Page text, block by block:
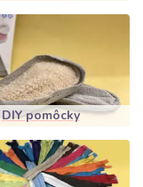
DIY pomôcky